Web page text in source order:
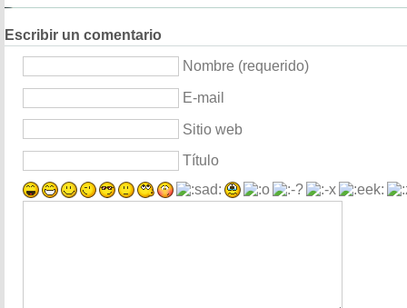
Escribir un comentario
Nombre (requerido)
E-mail
Sitio web
Título